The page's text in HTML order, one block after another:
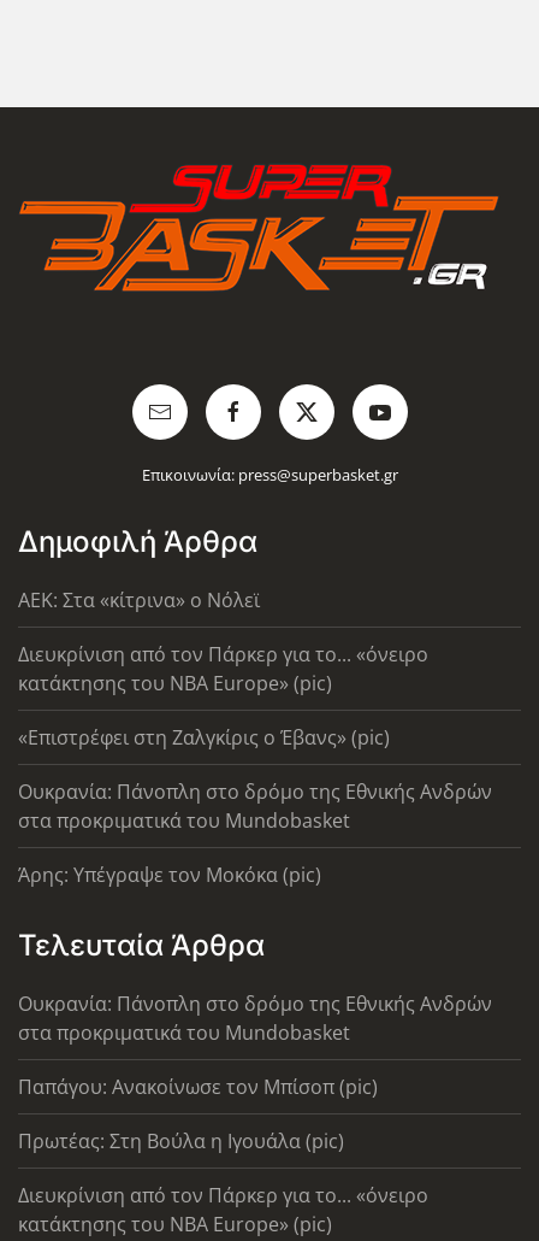
Επικοινωνία: press@superbasket.gr
Δημοφιλή Άρθρα
AEK: Στα «κίτρινα» ο Νόλεϊ
Διευκρίνιση από τον Πάρκερ για το... «όνειρο
κατάκτησης του ΝΒΑ Europe» (pic)
«Επιστρέφει στη Ζαλγκίρις ο Έβανς» (pic)
Ουκρανία: Πάνοπλη στο δρόμο της Εθνικής Ανδρών
στα προκριματικά του Mundobasket
Άρης: Υπέγραψε τον Μοκόκα (pic)
Τελευταία Άρθρα
Ουκρανία: Πάνοπλη στο δρόμο της Εθνικής Ανδρών
στα προκριματικά του Mundobasket
Παπάγου: Ανακοίνωσε τον Μπίσοπ (pic)
Πρωτέας: Στη Βούλα η Ιγουάλα (pic)
Διευκρίνιση από τον Πάρκερ για το... «όνειρο
κατάκτησης του ΝΒΑ Europe» (pic)